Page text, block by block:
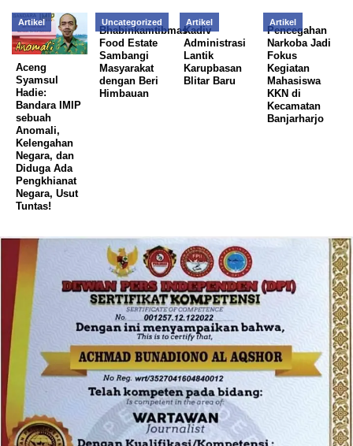
Artikel
Aceng
Syamsul
Hadie:
Bandara IMIP
sebuah
Anomali,
Kelengahan
Negara, dan
Diduga Ada
Pengkhianat
Negara, Usut
Tuntas!
Uncategorized
Bhabinkamtibmas
Food Estate
Sambangi
Masyarakat
dengan Beri
Himbauan
Artikel
Kadiv
Administrasi
Lantik
Karupbasan
Blitar Baru
Artikel
Pencegahan
Narkoba Jadi
Fokus
Kegiatan
Mahasiswa
KKN di
Kecamatan
Banjarharjo